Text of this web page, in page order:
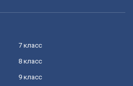
7 класс
8 класс
9 класс